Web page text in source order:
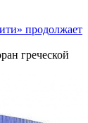
продолжает
греческой